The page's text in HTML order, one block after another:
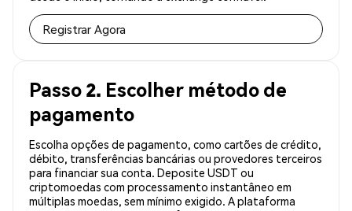
Registrar Agora
Passo 2. Escolher método de
pagamento
Escolha opções de pagamento, como cartões de crédito,
débito, transferências bancárias ou provedores terceiros
para financiar sua conta. Deposite USDT ou
criptomoedas com processamento instantâneo em
múltiplas moedas, sem mínimo exigido. A plataforma